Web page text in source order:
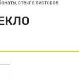
стекло листовое